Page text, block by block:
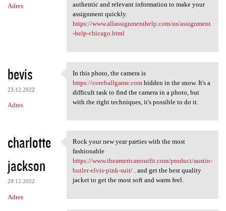
Adres
authentic and relevant information to make your
assignment quickly.
https://www.allassignmenthelp.com/us/assignment
-help-chicago.html
bevis
23.12.2022
Adres
In this photo, the camera is
In this photo, the camera is
https://coreballgame.comhidden in the snow. It's a
difficult task to find the camera in a photo, but
with the right techniques, it's possible to do it.
charlotte
jackson
29.12.2022
Adres
Rock your new year parties
Rock your new year parties with the most
fashionable
https://www.theamericanoutfit.com/product/austin-
butler-elvis-pink-suit/. and get the best quality
jacket to get the most soft and warm feel.